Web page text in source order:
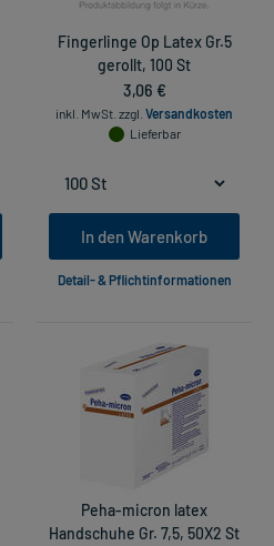
Fingerlinge Op Latex Gr.5
gerollt, 100 St
3,06 €
inkl. MwSt. zzgl. Versandkosten
Lieferbar
In den Warenkorb
Detail- & Pflichtinformationen
Peha-micron latex
Handschuhe Gr. 7,5, 50X2 St